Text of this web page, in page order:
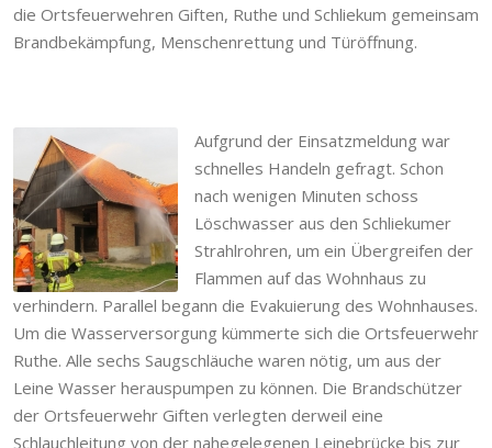
die Ortsfeuerwehren Giften, Ruthe und Schliekum gemeinsam
Brandbekämpfung, Menschenrettung und Türöffnung.
Aufgrund der Einsatzmeldung war
schnelles Handeln gefragt. Schon
nach wenigen Minuten schoss
Löschwasser aus den Schliekumer
Strahlrohren, um ein Übergreifen der
Flammen auf das Wohnhaus zu
verhindern. Parallel begann die Evakuierung des Wohnhauses.
Um die Wasserversorgung kümmerte sich die Ortsfeuerwehr
Ruthe. Alle sechs Saugschläuche waren nötig, um aus der
Leine Wasser herauspumpen zu können. Die Brandschützer
der Ortsfeuerwehr Giften verlegten derweil eine
Schlauchleitung von der nahegelegenen Leinebrücke bis zur